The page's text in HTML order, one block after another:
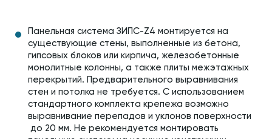
Панельная система ЗИПС-Z4 монтируется на
существующие стены, выполненные из бетона,
гипсовых блоков или кирпича, железобетонные
монолитные колонны, а также плиты межэтажных
перекрытий. Предварительного выравнивания
стен и потолка не требуется. С использованием
стандартного комплекта крепежа возможно
выравнивание перепадов и уклонов поверхности
до 20 мм. Не рекомендуется монтировать